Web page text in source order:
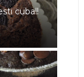
cuba!!